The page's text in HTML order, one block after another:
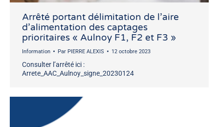
Arrêté portant délimitation de l’aire
d’alimentation des captages
prioritaires « Aulnoy F1, F2 et F3 »
Information Par PIERRE ALEXIS 12 octobre 2023
Consulter l’arrêté ici :
Arrete_AAC_Aulnoy_signe_20230124